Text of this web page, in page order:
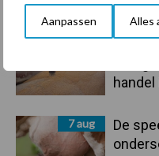
Aanpassen Alles
Sidebar
7 aug
handel
7 aug
De